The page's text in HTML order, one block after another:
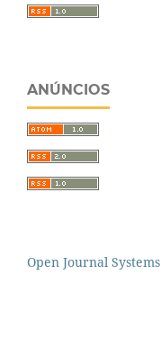
ANÚNCIOS
Open Journal Systems